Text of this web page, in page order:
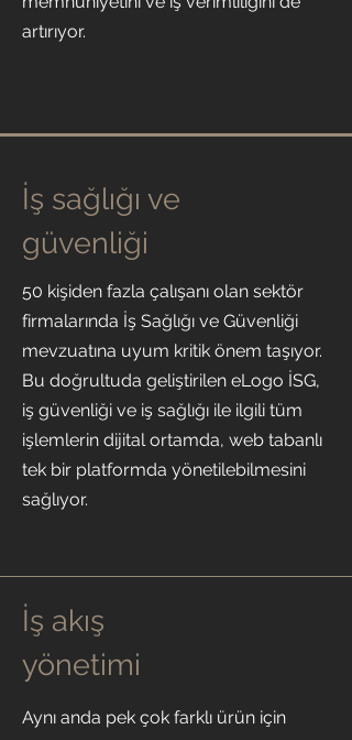
artırıyor.
İş sağlığı ve
güvenliği
50 kişiden fazla çalışanı olan sektör
firmalarında İş Sağlığı ve Güvenliği
mevzuatına uyum kritik önem taşıyor.
Bu doğrultuda geliştirilen eLogo İSG,
iş güvenliği ve iş sağlığı ile ilgili tüm
işlemlerin dijital ortamda, web tabanlı
tek bir platformda yönetilebilmesini
sağlıyor.
İş akış
yönetimi
Aynı anda pek çok farklı ürün için